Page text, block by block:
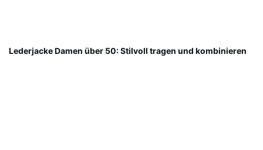
Lederjacke Damen über 50: Stilvoll tragen und kombinieren